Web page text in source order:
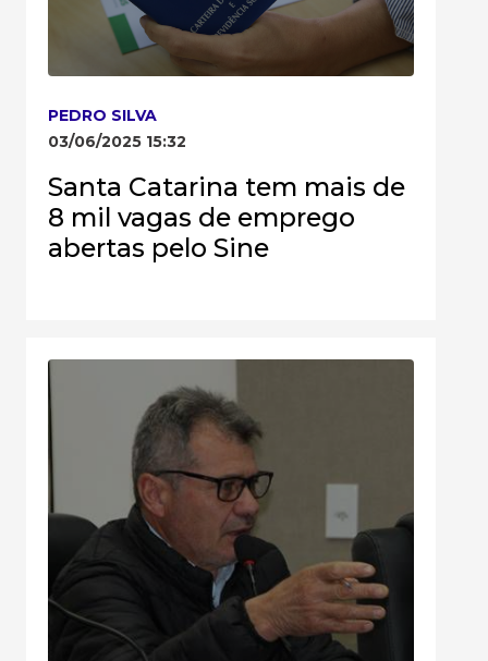
PEDRO SILVA
03/06/2025 15:32
Santa Catarina tem mais de
8 mil vagas de emprego
abertas pelo Sine